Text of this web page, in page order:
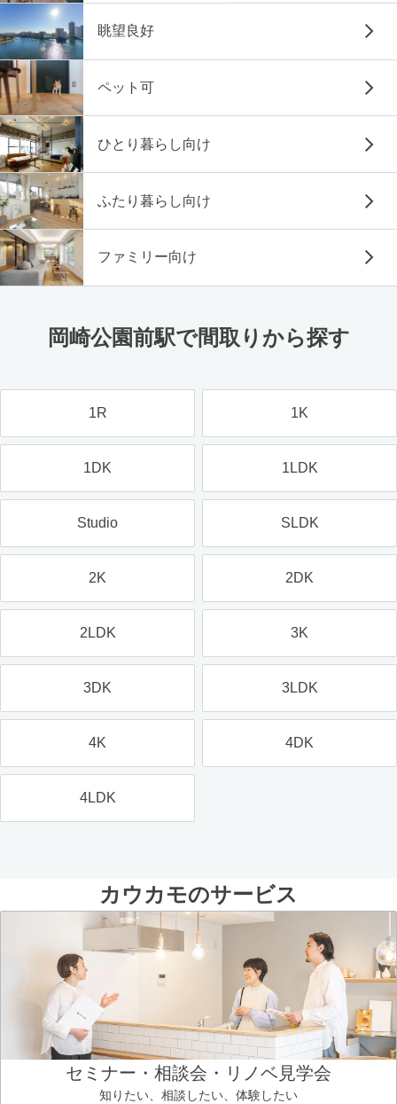
眺望良好
ペット可
ひとり暮らし向け
ふたり暮らし向け
ファミリー向け
岡崎公園前駅で間取りから探す
1R 1K
1DK 1LDK
Studio SLDK
2K 2DK
2LDK 3K
3DK 3LDK
4K 4DK
4LDK
カウカモのサービス
セミナー・相談会・リノベ見学会
知りたい、相談したい、体験したい